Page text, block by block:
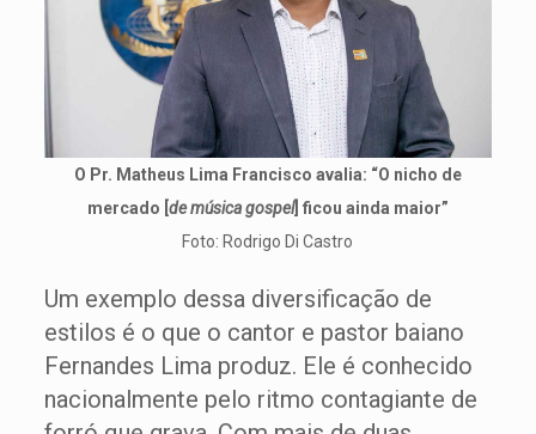
O Pr. Matheus Lima Francisco avalia: “O nicho de
mercado [ de música gospel] ficou ainda maior”
Foto: Rodrigo Di Castro
Um exemplo dessa diversificação de
estilos é o que o cantor e pastor baiano
Fernandes Lima produz. Ele é conhecido
nacionalmente pelo ritmo contagiante de